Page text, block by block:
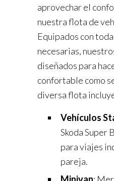
aprovechar el
nuestra flota de
Equipados con
necesarias,
diseñados para
confortable como
diversa flota
Vehículos
Skoda Super
para viajes
pareja.